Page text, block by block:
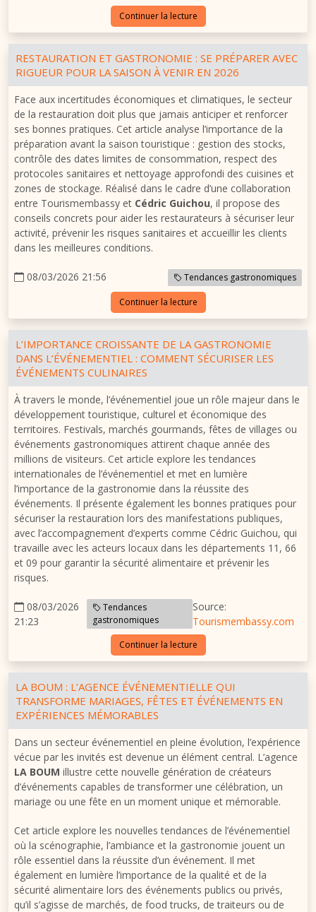
Continuer la lecture
RESTAURATION ET GASTRONOMIE : SE PRÉPARER AVEC
RIGUEUR POUR LA SAISON À VENIR EN 2026
Face aux incertitudes économiques et climatiques, le secteur
de la restauration doit plus que jamais anticiper et renforcer
ses bonnes pratiques. Cet article analyse l’importance de la
préparation avant la saison touristique : gestion des stocks,
contrôle des dates limites de consommation, respect des
protocoles sanitaires et nettoyage approfondi des cuisines et
zones de stockage. Réalisé dans le cadre d’une collaboration
entre Tourismembassy et Cédric Guichou, il propose des
conseils concrets pour aider les restaurateurs à sécuriser leur
activité, prévenir les risques sanitaires et accueillir les clients
dans les meilleures conditions.
08/03/2026 21:56 Tendances gastronomiques
Continuer la lecture
L’IMPORTANCE CROISSANTE DE LA GASTRONOMIE
DANS L’ÉVÉNEMENTIEL : COMMENT SÉCURISER LES
ÉVÉNEMENTS CULINAIRES
À travers le monde, l’événementiel joue un rôle majeur dans le
développement touristique, culturel et économique des
territoires. Festivals, marchés gourmands, fêtes de villages ou
événements gastronomiques attirent chaque année des
millions de visiteurs. Cet article explore les tendances
internationales de l’événementiel et met en lumière
l’importance de la gastronomie dans la réussite des
événements. Il présente également les bonnes pratiques pour
sécuriser la restauration lors des manifestations publiques,
avec l’accompagnement d’experts comme Cédric Guichou, qui
travaille avec les acteurs locaux dans les départements 11, 66
et 09 pour garantir la sécurité alimentaire et prévenir les
risques.
08/03/2026
21:23
Tendances
gastronomiques
Source:
Tourismembassy.com
Continuer la lecture
LA BOUM : L’AGENCE ÉVÉNEMENTIELLE QUI
TRANSFORME MARIAGES, FÊTES ET ÉVÉNEMENTS EN
EXPÉRIENCES MÉMORABLES
Dans un secteur événementiel en pleine évolution, l’expérience
vécue par les invités est devenue un élément central. L’agence
LA BOUM illustre cette nouvelle génération de créateurs
d’événements capables de transformer une célébration, un
mariage ou une fête en un moment unique et mémorable.
Cet article explore les nouvelles tendances de l’événementiel
où la scénographie, l’ambiance et la gastronomie jouent un
rôle essentiel dans la réussite d’un événement. Il met
également en lumière l’importance de la qualité et de la
sécurité alimentaire lors des événements publics ou privés,
qu’il s’agisse de marchés, de food trucks, de traiteurs ou de